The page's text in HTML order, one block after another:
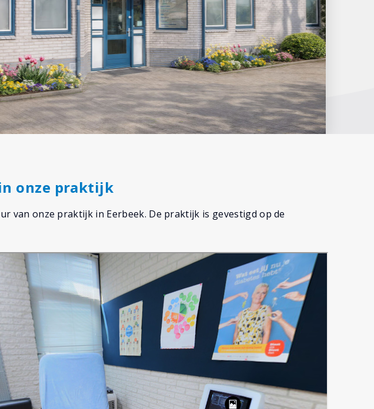
onze praktijk
van onze praktijk in Eerbeek. De praktijk is gevestigd op de